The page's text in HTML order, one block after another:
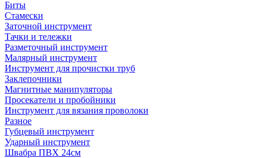
Биты
Стамески
Заточной инструмент
Тачки и тележки
Разметочный инструмент
Малярный инструмент
Инструмент для прочистки труб
Заклепочники
Магнитные манипуляторы
Просекатели и пробойники
Инструмент для вязания проволоки
Разное
Губцевый инструмент
Ударный инструмент
Швабра ПВХ 24см